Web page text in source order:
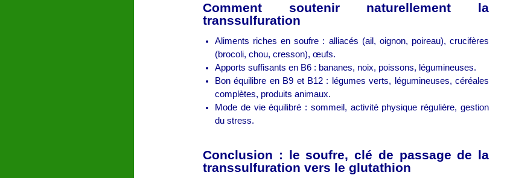
Comment soutenir naturellement la
transsulfuration
Aliments riches en soufre : alliacés (ail, oignon, poireau), crucifères
(brocoli, chou, cresson), œufs.
Apports suffisants en B6 : bananes, noix, poissons, légumineuses.
Bon équilibre en B9 et B12 : légumes verts, légumineuses, céréales
complètes, produits animaux.
Mode de vie équilibré : sommeil, activité physique régulière, gestion
du stress.
Conclusion : le soufre, clé de passage de la
transsulfuration vers le glutathion